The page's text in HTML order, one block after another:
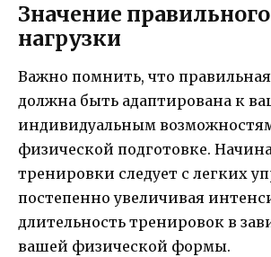
Значение
нагрузки
Важно помнить, что
должна быть адаптирована к
индивидуальным
физической подготовке.
тренировки следует с легких
постепенно увеличивая
длительность тренировок в
вашей физической формы.